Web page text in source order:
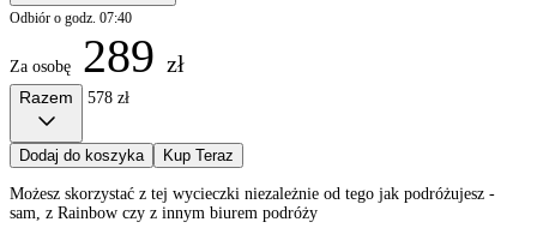
Odbiór o godz. 07:40
Za osobę 289 zł
Razem 578 zł
Dodaj do koszyka Kup Teraz
Możesz skorzystać z tej wycieczki niezależnie od tego jak podróżujesz -
sam, z Rainbow czy z innym biurem podróży